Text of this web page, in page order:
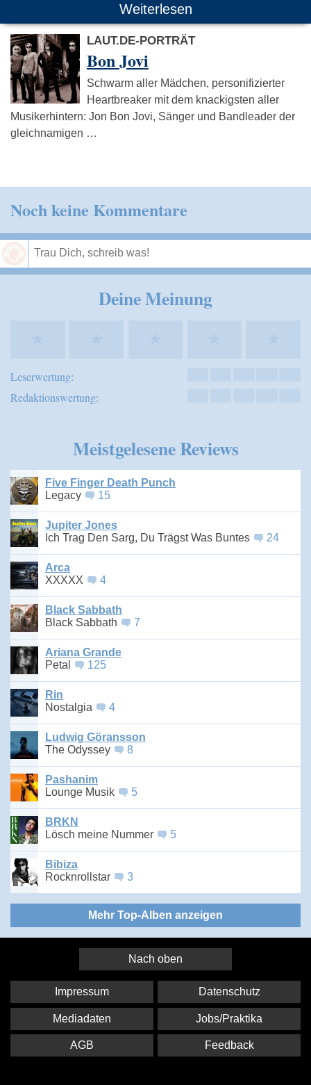
Weiterlesen
LAUT.DE-PORTRÄT
Bon Jovi
Schwarm aller Mädchen, personifizierter
Heartbreaker mit dem knackigsten aller
Musikerhintern: Jon Bon Jovi, Sänger und Bandleader der
gleichnamigen …
Noch keine Kommentare
Deine Meinung
Leserwertung:
Redaktionswertung:
Meistgelesene Reviews
Five Finger Death Punch
Legacy
15
Jupiter Jones
Ich Trag Den Sarg, Du Trägst Was Buntes
24
Arca
XXXXX
4
Black Sabbath
Black Sabbath
7
Ariana Grande
Petal
125
Rin
Nostalgia
4
Ludwig Göransson
The Odyssey
8
Pashanim
Lounge Musik
5
BRKN
Lösch meine Nummer
5
Bibiza
Rocknrollstar
3
Mehr Top-Alben anzeigen
Nach oben
Impressum Datenschutz
Mediadaten Jobs/Praktika
AGB Feedback